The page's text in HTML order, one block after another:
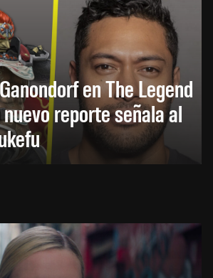
en The Legend
reporte señala al